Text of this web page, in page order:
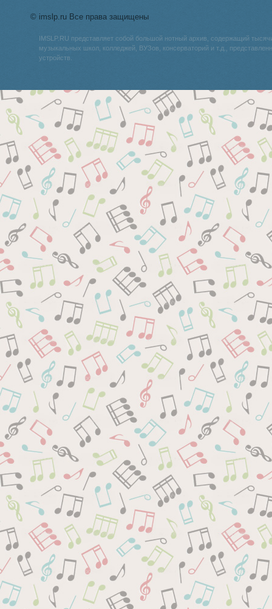
© imslp.ru Все права защищены
IMSLP.RU представляет собой большой нотный архив, содержащий
музыкальных школ, колледжей, ВУЗов, консерваторий и т.д.,
устройств.